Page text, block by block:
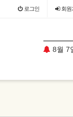
로그인 회원
8월 7